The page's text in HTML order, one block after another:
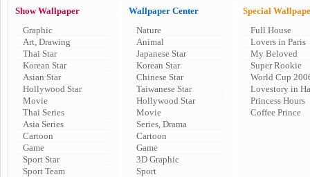
Show Wallpaper
Graphic
Art, Drawing
Thai Star
Korean Star
Asian Star
Hollywood Star
Movie
Thai Series
Asia Series
Cartoon
Game
Sport Star
Sport Team
Wallpaper Center
Nature
Animal
Japanese Star
Korean Star
Chinese Star
Taiwanese Star
Hollywood Star
Movie
Series, Drama
Cartoon
Game
3D Graphic
Sport
Special
Full House
Lovers in Paris
My Beloved
Super Rookie
World Cup
Lovestory in
Princess Hours
Coffee Prince